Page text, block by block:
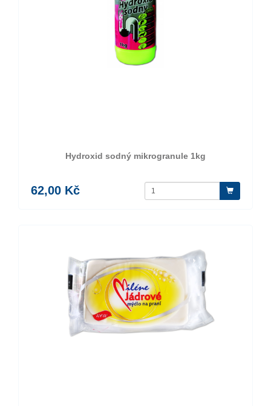
Hydroxid sodný mikrogranule 1kg
62,00 Kč